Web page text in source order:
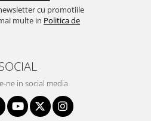
cu promotiile
multe in Politica de
ne in social media